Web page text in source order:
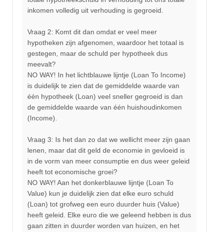
inkomen volledig uit verhouding is gegroeid.
Vraag 2: Komt dit dan omdat er veel meer
hypotheken zijn afgenomen, waardoor het totaal is
gestegen, maar de schuld per hypotheek dus
meevalt?
NO WAY! In het lichtblauwe lijntje (Loan To Income)
is duidelijk te zien dat de gemiddelde waarde van
één hypotheek (Loan) veel sneller gegroeid is dan
de gemiddelde waarde van één huishoudinkomen
(Income).
Vraag 3: Is het dan zo dat we wellicht meer zijn gaan
lenen, maar dat dit geld de economie in gevloeid is
in de vorm van meer consumptie en dus weer geleid
heeft tot economische groei?
NO WAY! Aan het donkerblauwe lijntje (Loan To
Value) kun je duidelijk zien dat elke euro schuld
(Loan) tot grofweg een euro duurder huis (Value)
heeft geleid. Elke euro die we geleend hebben is dus
gaan zitten in duurder worden van huizen, en het